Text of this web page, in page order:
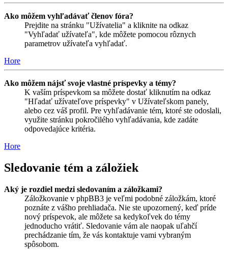
Ako môžem vyhľadávať členov fóra?
Prejdite na stránku "Užívatelia" a kliknite na odkaz
"Vyhľadať užívateľa", kde môžete pomocou rôznych
parametrov užívateľa vyhľadať.
Hore
Ako môžem nájsť svoje vlastné príspevky a témy?
K vaším príspevkom sa môžete dostať kliknutím na odkaz
"Hľadať užívateľove príspevky" v Užívateľskom panely,
alebo cez váš profil. Pre vyhľadávanie tém, ktoré ste odoslali,
využite stránku pokročilého vyhľadávania, kde zadáte
odpovedajúce kritéria.
Hore
Sledovanie tém a záložiek
Aký je rozdiel medzi sledovaním a záložkami?
Záložkovanie v phpBB3 je veľmi podobné záložkám, ktoré
poznáte z vášho prehliadača. Nie ste upozornený, keď príde
nový príspevok, ale môžete sa kedykoľvek do témy
jednoducho vrátiť. Sledovanie vám ale naopak uľahčí
prechádzanie tím, že vás kontaktuje vami vybraným
spôsobom.